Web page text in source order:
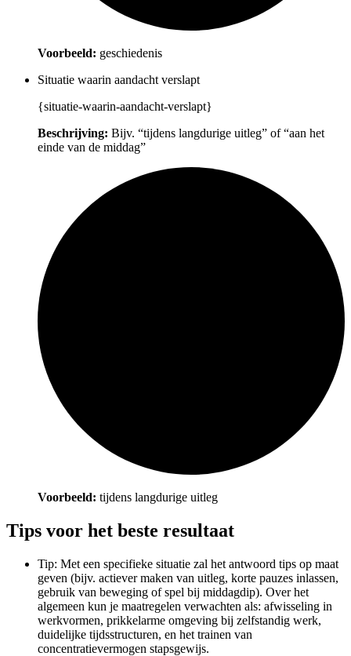
Voorbeeld: geschiedenis
Situatie waarin aandacht verslapt
{situatie-waarin-aandacht-verslapt}
Beschrijving: Bijv. “tijdens langdurige uitleg” of “aan het
einde van de middag”
Voorbeeld: tijdens langdurige uitleg
Tips voor het beste resultaat
Tip: Met een specifieke situatie zal het antwoord tips op maat
geven (bijv. actiever maken van uitleg, korte pauzes inlassen,
gebruik van beweging of spel bij middagdip). Over het
algemeen kun je maatregelen verwachten als: afwisseling in
werkvormen, prikkelarme omgeving bij zelfstandig werk,
duidelijke tijdsstructuren, en het trainen van
concentratievermogen stapsgewijs.